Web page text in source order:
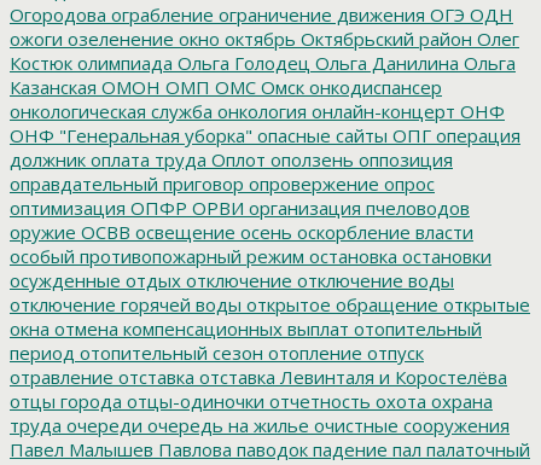
Огородова ограбление ограничение движения ОГЭ ОДН
ожоги озеленение окно октябрь Октябрьский район Олег
Костюк олимпиада Ольга Голодец Ольга Данилина Ольга
Казанская ОМОН ОМП ОМС Омск онкодиспансер
онкологическая служба онкология онлайн-концерт ОНФ
ОНФ "Генеральная уборка" опасные сайты ОПГ операция
должник оплата труда Оплот оползень оппозиция
оправдательный приговор опровержение опрос
оптимизация ОПФР ОРВИ организация пчеловодов
оружие ОСВВ освещение осень оскорбление власти
особый противопожарный режим остановка остановки
осужденные отдых отключение отключение воды
отключение горячей воды открытое обращение открытые
окна отмена компенсационных выплат отопительный
период отопительный сезон отопление отпуск
отравление отставка отставка Левинталя и Коростелёва
отцы города отцы-одиночки отчетность охота охрана
труда очереди очередь на жилье очистные сооружения
Павел Малышев Павлова паводок падение пал палаточный